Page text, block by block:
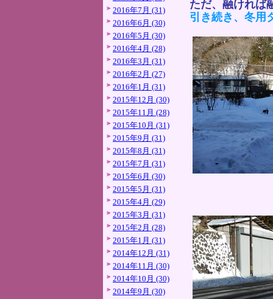
2016年7月 (31)
2016年6月 (30)
2016年5月 (30)
2016年4月 (28)
2016年3月 (31)
2016年2月 (27)
2016年1月 (31)
2015年12月 (30)
2015年11月 (28)
2015年10月 (31)
2015年9月 (31)
2015年8月 (31)
2015年7月 (31)
2015年6月 (30)
2015年5月 (31)
2015年4月 (29)
2015年3月 (31)
2015年2月 (28)
2015年1月 (31)
2014年12月 (31)
2014年11月 (30)
2014年10月 (30)
2014年9月 (30)
ただ、融ければ
引き続き、冬用